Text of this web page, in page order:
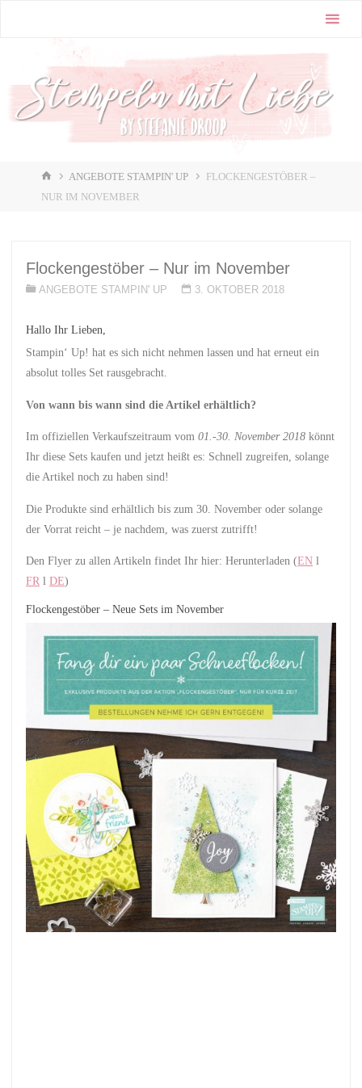
mit Liebe
START
ANGEBOTE STAMPIN' UP
FLOCKENGESTÖBER –
NUR IM NOVEMBER
Flockengestöber – Nur im November
ANGEBOTE STAMPIN' UP 3. OKTOBER 2018
Hallo Ihr Lieben,
Stampin‘ Up! hat es sich nicht nehmen lassen und hat erneut ein
absolut tolles Set rausgebracht.
Von wann bis wann sind die Artikel erhältlich?
Im offiziellen Verkaufszeitraum vom01.-30. November 2018 könnt
Ihr diese Sets kaufen und jetzt heißt es: Schnell zugreifen, solange
die Artikel noch zu haben sind!
Die Produkte sind erhältlich bis zum 30. November oder solange
der Vorrat reicht – je nachdem, was zuerst zutrifft!
Den Flyer zu allen Artikeln findet Ihr hier: Herunterladen (EN l
FR lDE)
Flockengestöber – Neue Sets im November